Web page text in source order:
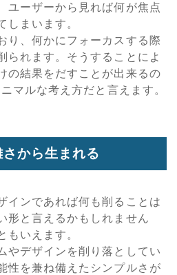
ユーザーから見れば何が焦点
しまいます。
り、何かにフォーカスする際
られます。そうすることによ
の結果をだすことが出来るの
マルな考え方だと言えます。
から生まれる
インであれば何も削ることは
形と言えるかもしれません
もいえます。
やデザインを削り落としてい
性を兼ね備えたシンプルさが